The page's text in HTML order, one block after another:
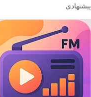
پیشنهادی